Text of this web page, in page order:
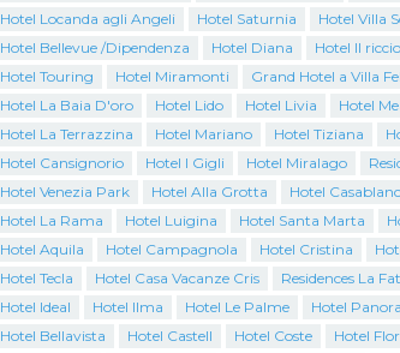
Hotel Locanda agli Angeli
Hotel Saturnia Hotel Villa
Hotel Bellevue /Dipendenza
Hotel Diana Hotel Il
Hotel Touring
Hotel Miramonti Grand Hotel a Villa
Hotel La Baia D'oro
Hotel Lido Hotel Livia Hotel
Hotel La Terrazzina
Hotel Mariano Hotel Tiziana
Hotel Cansignorio
Hotel I Gigli Hotel Miralago
Hotel Venezia Park
Hotel Alla Grotta Hotel
Hotel La Rama
Hotel Luigina Hotel Santa Marta
Hotel Aquila
Hotel Campagnola Hotel Cristina
Hotel Tecla
Hotel Casa Vacanze Cris Residences La
Hotel Ideal
Hotel Ilma Hotel Le Palme Hotel
Hotel Bellavista
Hotel Castell Hotel Coste Hotel